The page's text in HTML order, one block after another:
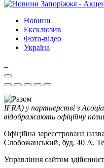
Новини
Ексклюзив
Фото-відео
Україна
IFRA) у партнерстві з
відображають офіційну
Офіційна зареєстрована
Слобожанський, буд. 40 А.
Управління сайтом